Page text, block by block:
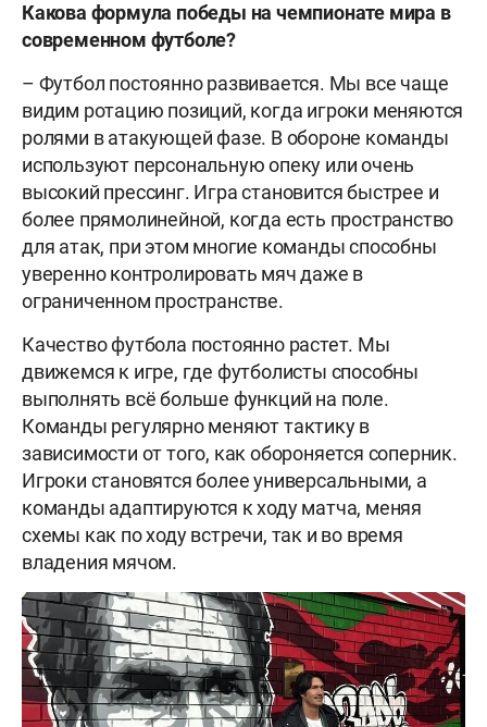
Какова формула победы на чемпионате мира в
современном футболе?
– Футбол постоянно развивается. Мы все чаще
видим ротацию позиций, когда игроки меняются
ролями в атакующей фазе. В обороне команды
используют персональную опеку или очень
высокий прессинг. Игра становится быстрее и
более прямолинейной, когда есть пространство
для атак, при этом многие команды способны
уверенно контролировать мяч даже в
ограниченном пространстве.
Качество футбола постоянно растет. Мы
движемся к игре, где футболисты способны
выполнять всё больше функций на поле.
Команды регулярно меняют тактику в
зависимости от того, как обороняется соперник.
Игроки становятся более универсальными, а
команды адаптируются к ходу матча, меняя
схемы как по ходу встречи, так и во время
владения мячом.